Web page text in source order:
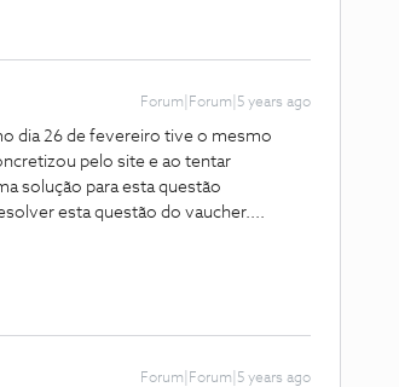
Forum|Forum|5 years ago
dia 26 de fevereiro tive o mesmo
pelo site e ao tentar
solução para esta questão
esta questão do vaucher....
Forum|Forum|5 years ago